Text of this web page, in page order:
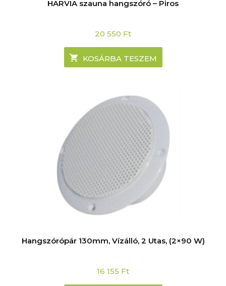
HARVIA szauna hangszóró – Piros
20 550 Ft
KOSÁRBA TESZEM
Hangszórópár 130mm, Vízálló, 2 Utas, (2×90 W)
16 155 Ft